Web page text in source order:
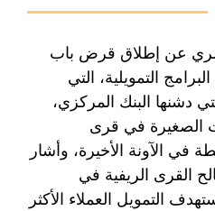
عن إطلاق قرض باب
التمويلية، التي
دشنها البنك المركزي،
الصغيرة في قرى
في الآونة الأخيرة، وأشار
القرى الريفية في
التمويل العملاء الأكثر